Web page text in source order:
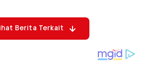
Berita Terkait